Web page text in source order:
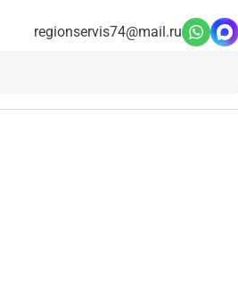
regionservis74@mail.ru